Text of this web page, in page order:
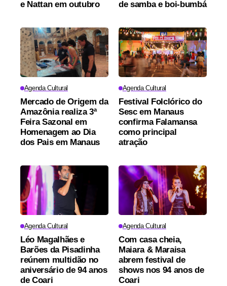
e Nattan em outubro de samba e boi-bumbá
Agenda Cultural
Mercado de Origem da
Amazônia realiza 3ª
Feira Sazonal em
Homenagem ao Dia
dos Pais em Manaus
Agenda Cultural
Festival Folclórico do
Sesc em Manaus
confirma Falamansa
como principal
atração
Agenda Cultural
Léo Magalhães e
Barões da Pisadinha
reúnem multidão no
aniversário de 94 anos
de Coari
Agenda Cultural
Com casa cheia,
Maiara & Maraisa
abrem festival de
shows nos 94 anos de
Coari